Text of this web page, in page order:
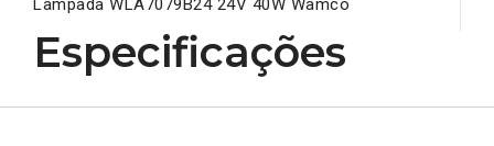
Lâmpada WLA7079B24 24V 40W Wamco
Especificações